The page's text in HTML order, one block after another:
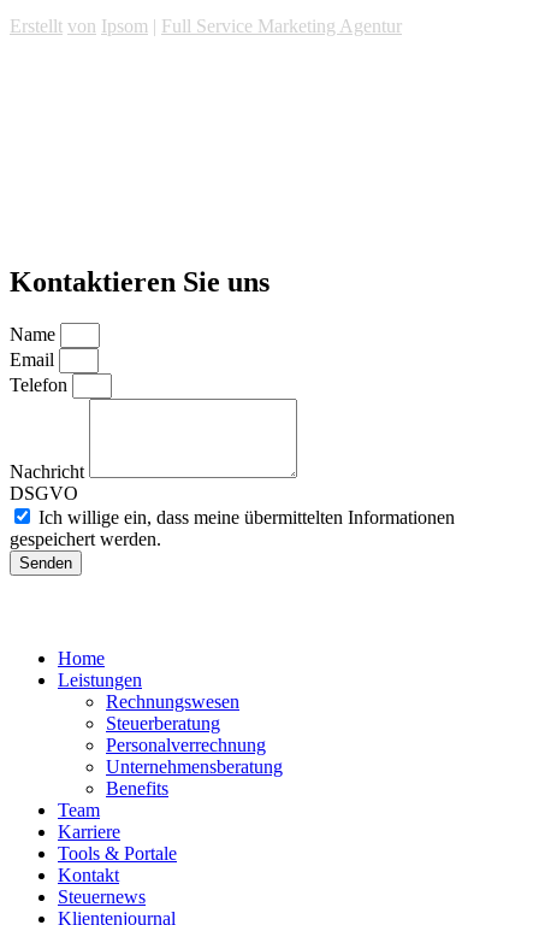
Erstellt von Ipsom | Full Service Marketing Agentur
Kontaktieren Sie uns
Name
Email
Telefon
Nachricht
DSGVO
Ich willige ein, dass meine übermittelten Informationen
gespeichert werden.
Senden
Home
Leistungen
Rechnungswesen
Steuerberatung
Personalverrechnung
Unternehmensberatung
Benefits
Team
Karriere
Tools & Portale
Kontakt
Steuernews
Klientenjournal